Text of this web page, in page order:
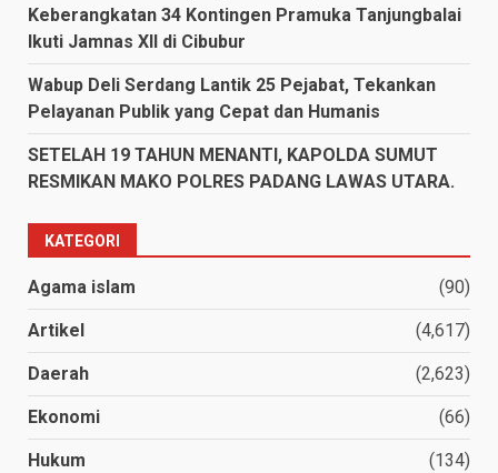
Keberangkatan 34 Kontingen Pramuka Tanjungbalai
Ikuti Jamnas XII di Cibubur
Wabup Deli Serdang Lantik 25 Pejabat, Tekankan
Pelayanan Publik yang Cepat dan Humanis
SETELAH 19 TAHUN MENANTI, KAPOLDA SUMUT
RESMIKAN MAKO POLRES PADANG LAWAS UTARA.
KATEGORI
Agama islam (90)
Artikel (4,617)
Daerah (2,623)
Ekonomi (66)
Hukum (134)